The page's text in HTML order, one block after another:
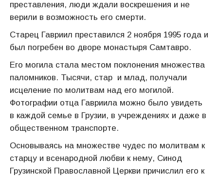
преставления, люди ждали воскрешения и не
верили в возможность его смерти.
Старец Гавриил преставился 2 ноября 1995 года и
был погребен во дворе монастыря Самтавро.
Его могила стала местом поклонения множества
паломников. Тысячи, стар и млад, получали
исцеление по молитвам над его могилой.
Фотографии отца Гавриила можно было увидеть
в каждой семье в Грузии, в учреждениях и даже в
общественном транспорте.
Основываясь на множестве чудес по молитвам к
старцу и всенародной любви к нему, Синод
Грузинской Православной Церкви причислил его к